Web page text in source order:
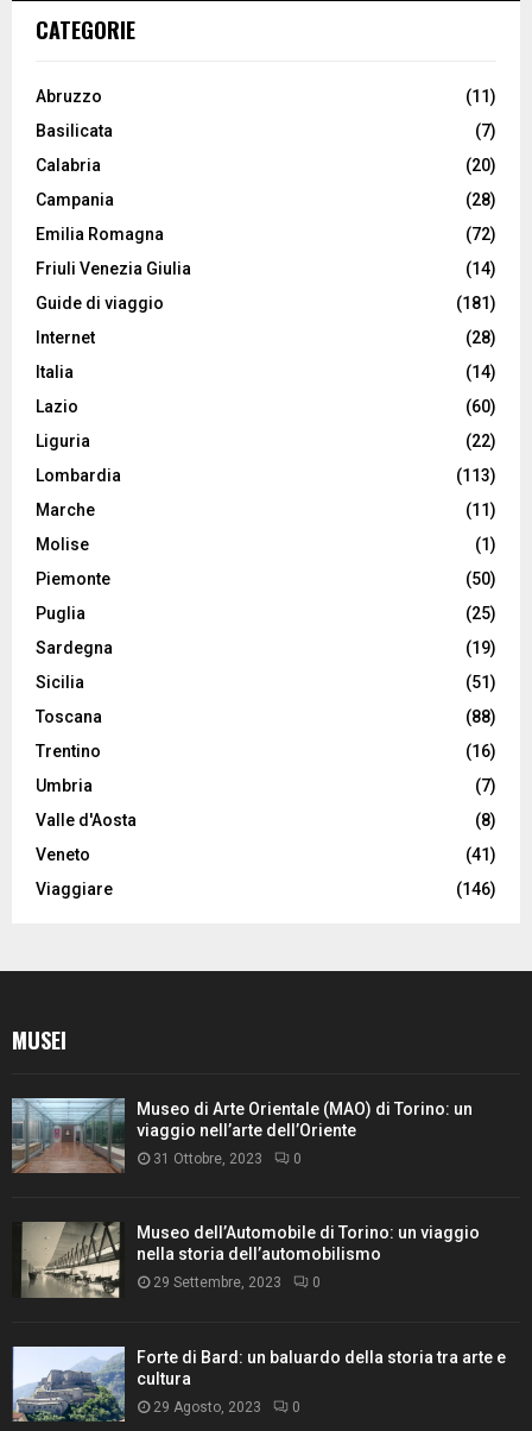
CATEGORIE
Abruzzo
(11)
Basilicata
(7)
Calabria
(20)
Campania
(28)
Emilia Romagna
(72)
Friuli Venezia Giulia
(14)
Guide di viaggio
(181)
Internet
(28)
Italia
(14)
Lazio
(60)
Liguria
(22)
Lombardia
(113)
Marche
(11)
Molise
(1)
Piemonte
(50)
Puglia
(25)
Sardegna
(19)
Sicilia
(51)
Toscana
(88)
Trentino
(16)
Umbria
(7)
Valle d'Aosta
(8)
Veneto
(41)
Viaggiare
(146)
MUSEI
Museo di Arte Orientale (MAO) di Torino: un
viaggio nell’arte dell’Oriente
31 Ottobre, 2023 0
Museo dell’Automobile di Torino: un viaggio
nella storia dell’automobilismo
29 Settembre, 2023 0
Forte di Bard: un baluardo della storia tra arte e
cultura
29 Agosto, 2023 0